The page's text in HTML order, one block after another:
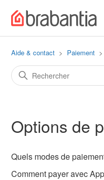
Aide & contact Paiement
Options de
Quels modes de
Comment payer avec